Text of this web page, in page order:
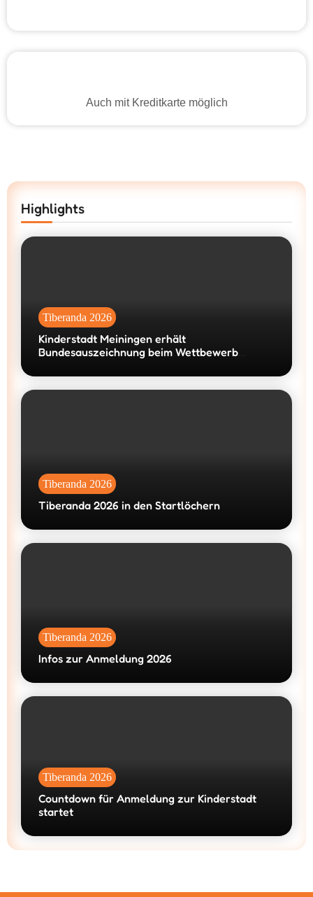
Auch mit Kreditkarte möglich
Highlights
Tiberanda 2026
Kinderstadt Meiningen erhält
Bundesauszeichnung beim Wettbewerb
Tiberanda 2026
Tiberanda 2026 in den Startlöchern
Tiberanda 2026
Infos zur Anmeldung 2026
Tiberanda 2026
Countdown für Anmeldung zur Kinderstadt
startet